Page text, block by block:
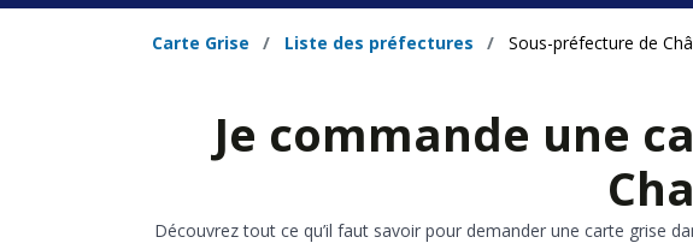
Carte Grise Liste des préfectures Sous-préfecture de
Je commande une
Découvrez tout ce qu’il faut savoir pour demander une carte grise